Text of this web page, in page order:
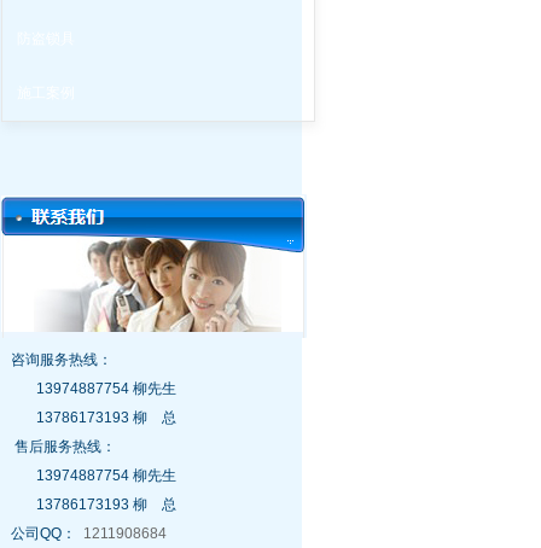
咨询服务热线：
13974887754 柳先生
13786173193 柳 总
售后服务热线：
13974887754 柳先生
13786173193 柳 总
公司QQ： 1211908684